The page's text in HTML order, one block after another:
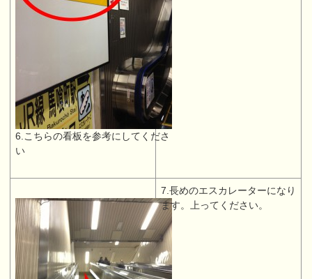
6.こちらの看板を参考にしてくださ
い
7.長めのエスカレーターになり
ます。上ってください。